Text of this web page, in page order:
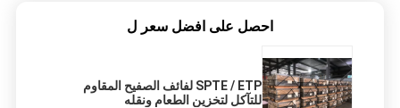
احصل على افضل سعر ل
SPTE / ETP لفائف الصفيح المقاوم
للتآكل لتخزين الطعام ونقله